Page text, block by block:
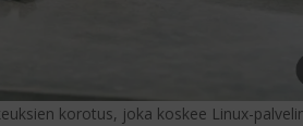
korotus, joka koskee Linux-